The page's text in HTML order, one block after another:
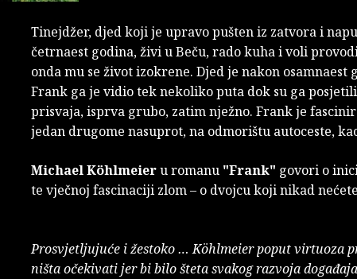
Tinejdžer, djed koji je upravo pušten iz zatvora i
četrnaest godina, živi u Beču, rado kuha i voli
onda mu se život izokrene. Djed je nakon osamnaest
Frank ga je vidio tek nekoliko puta dok su ga
prisvaja, isprva grubo, zatim nježno. Frank je
jedan drugome nasuprot, na odmorištu autoceste,
Michael Köhlmeieru romanu "Frank" govori o
te vječnoj fascinaciji zlom – o dvojcu koji nikad
Prosvjetljujuće i žestoko … Köhlmeier poput virtuoza
ništa očekivati jer bi bilo šteta svakog razvoja